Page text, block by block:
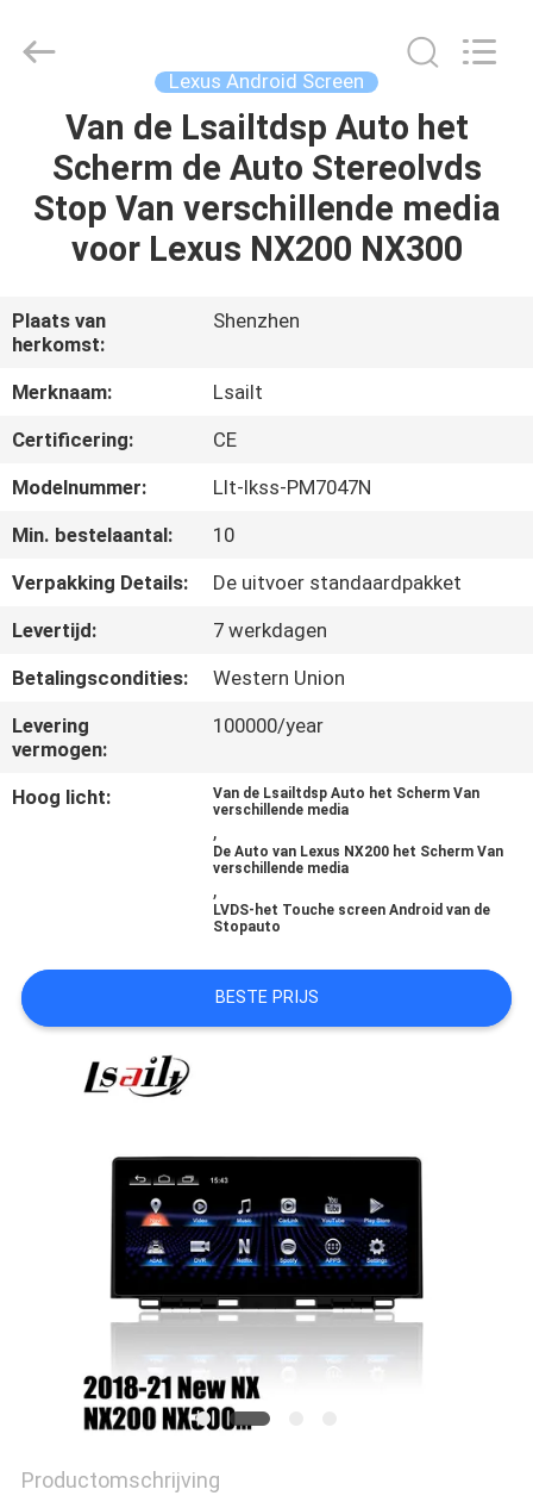
HUIS
PRODUCTEN
ONGEVEER
ONS
FABRIEKSREIS
KWALITEITSCONTROLE
CONTACTEER
ONS
NIEUWS
GEVALLEN
PRIVACY
POLICY
Automobile
Electron
Lexus Android Screen
Van de Lsailtdsp Auto het
Scherm de Auto Stereolvds
Stop Van verschillende media
voor Lexus NX200 NX300
Plaats van
herkomst:
Shenzhen
Merknaam:
Lsailt
Certificering:
CE
Modelnummer:
Llt-lkss-PM7047N
Min. bestelaantal:
10
Verpakking Details:
De uitvoer standaardpakket
Levertijd:
7 werkdagen
Betalingscondities:
Western Union
Levering
vermogen:
100000/year
Hoog licht:
Van de Lsailtdsp Auto het Scherm Van
verschillende media
,
De Auto van Lexus NX200 het Scherm Van
verschillende media
,
LVDS-het Touche screen Android van de
Stopauto
BESTE PRIJS
Productomschrijving